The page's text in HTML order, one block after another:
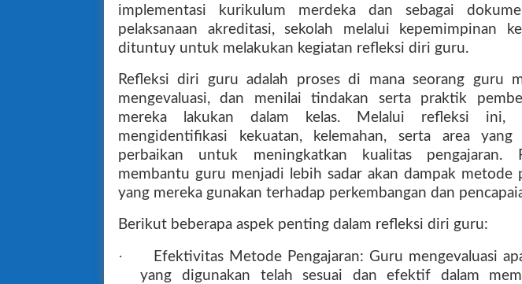
implementasi kurikulum merdeka dan sebagai
pelaksanaan akreditasi, sekolah melalui kepemimpinan
dituntuy untuk melakukan kegiatan refleksi diri guru.
Refleksi diri guru adalah proses di mana seorang guru
mengevaluasi, dan menilai tindakan serta praktik
mereka lakukan dalam kelas. Melalui refleksi ini,
mengidentifikasi kekuatan, kelemahan, serta area yang
perbaikan untuk meningkatkan kualitas pengajaran.
membantu guru menjadi lebih sadar akan dampak metode
yang mereka gunakan terhadap perkembangan dan
Berikut beberapa aspek penting dalam refleksi diri guru:
·
Efektivitas Metode Pengajaran: Guru mengevaluasi
yang digunakan telah sesuai dan efektif dalam